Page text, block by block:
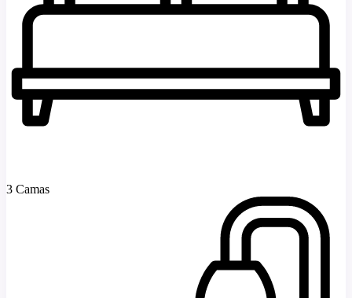
3 Camas